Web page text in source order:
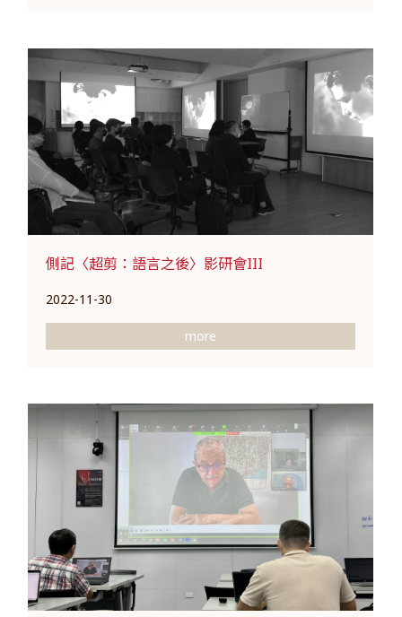
側記〈超剪：語言之後〉影研會III
2022-11-30
more